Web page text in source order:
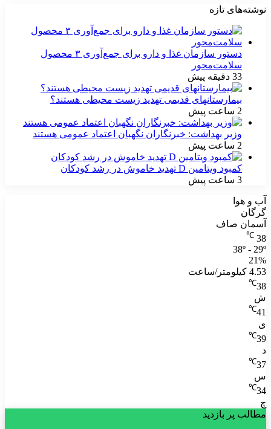
نوشته‌های تازه
دستور سازمان غذا و دارو برای جمع‌آوری ۳ محصول
سلامت‌محور
33 دقیقه پیش
بیمارستانهای قدیمی تهدید زیست محیطی هستند؟
2 ساعت پیش
وزیر بهداشت: خبرنگاران نگهبان اعتماد عمومی هستند
2 ساعت پیش
کمبود ویتامین D تهدید خاموش در رشد کودکان
3 ساعت پیش
آب و هوا
گرگان
آسمان صاف
38
℃
38º - 29º
21%
4.53 کیلومتر/ساعت
38
℃
ش
41
℃
ی
39
℃
د
37
℃
س
34
℃
چ
مطالب پر بازدید